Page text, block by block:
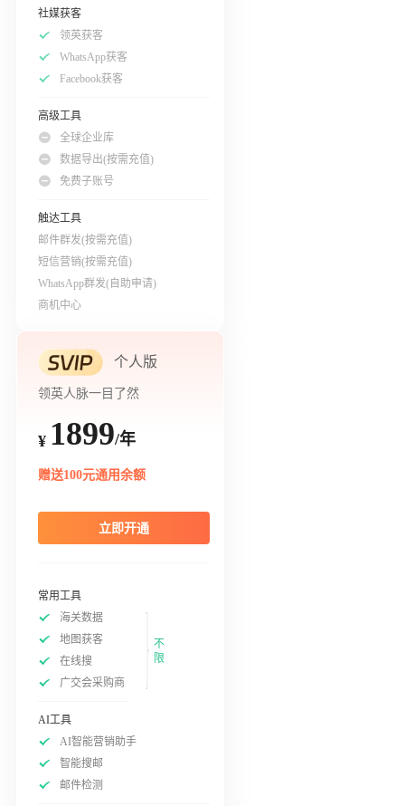
社媒获客
领英获客
WhatsApp获客
Facebook获客
高级工具
全球企业库
数据导出(按需充值)
免费子账号
触达工具
邮件群发(按需充值)
短信营销(按需充值)
WhatsApp群发(自助申请)
商机中心
个人版
领英人脉一目了然
¥ 1899/年
赠送100元通用余额
立即开通
常用工具
海关数据
地图获客
在线搜
广交会采购商
不
限
AI工具
AI智能营销助手
智能搜邮
邮件检测